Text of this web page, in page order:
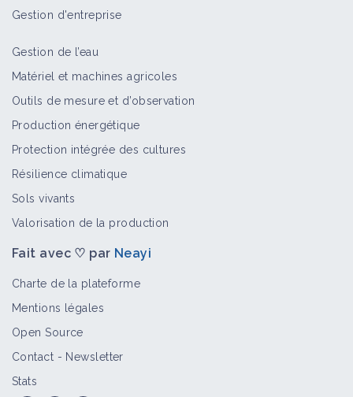
Territoire
Gestion d'entreprise
Gestion de l’eau
Matériel et machines agricoles
Outils de mesure et d’observation
Production énergétique
Protection intégrée des cultures
Résilience climatique
Sols vivants
Valorisation de la production
Fait avec ♡ par Neayi
Charte de la plateforme
Mentions légales
Open Source
Contact - Newsletter
Stats